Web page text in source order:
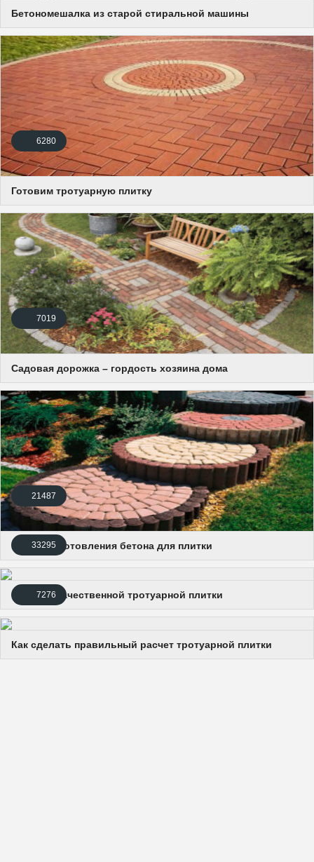
Бетономешалка из старой стиральной машины
6280
Готовим тротуарную плитку
7019
Садовая дорожка – гордость хозяина дома
21487
Рецепт изготовления бетона для плитки
33295
Секреты качественной тротуарной плитки
7276
Как сделать правильный расчет тротуарной плитки